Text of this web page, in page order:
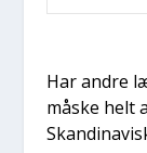
Har andre
måske helt